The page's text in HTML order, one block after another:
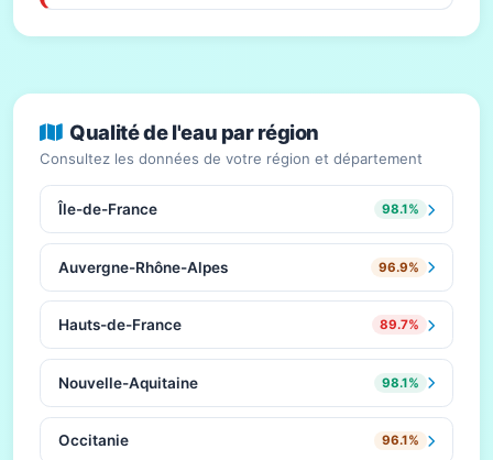
Qualité de l'eau par région
Consultez les données de votre région et département
Île-de-France 98.1%
Auvergne-Rhône-Alpes 96.9%
Hauts-de-France 89.7%
Nouvelle-Aquitaine 98.1%
Occitanie 96.1%